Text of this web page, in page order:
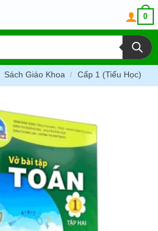
0
Sách Giáo Khoa / Cấp 1 (Tiểu Học)